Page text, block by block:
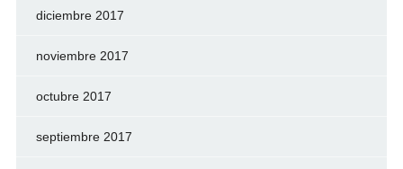
diciembre 2017
noviembre 2017
octubre 2017
septiembre 2017